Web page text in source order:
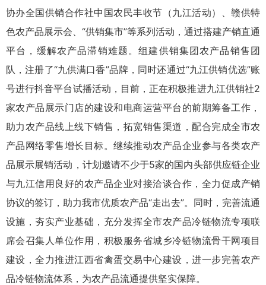
协办全国供销合作社中国农民丰收节（九江活动）、赣供特
色农产品展示会、“供销集市”等系列活动，通过搭建产销直通
平台，缓解农产品滞销难题。组建供销集团农产品销售团
队，注册了“九供满口香”品牌，同时还通过“九江供销优选”账
号进行抖音平台试播活动，目前，正在积极推进九江供销社2
家农产品展示门店的建设和电商运营平台的前期筹备工作，
助力农产品线上线下销售，拓宽销售渠道，配合完成全市农
产品网络零售增长目标。继续推动农产品企业参与各类农产
品展示展销活动，计划邀请不少于5家的国内头部供应链企业
与九江信用良好的农产品企业对接洽谈合作，全力促成产销
协议的签订，助力我市优质农产品“走出去”。同时，完善流通
设施，夯实产业基础，充分发挥全市农产品冷链物流专项联
席会召集人单位作用，积极服务省城乡冷链物流骨干网项目
建设，全力推进江西省禽蛋交易中心建设，进一步完善农产
品冷链物流体系，为农产品流通提供坚实保障。